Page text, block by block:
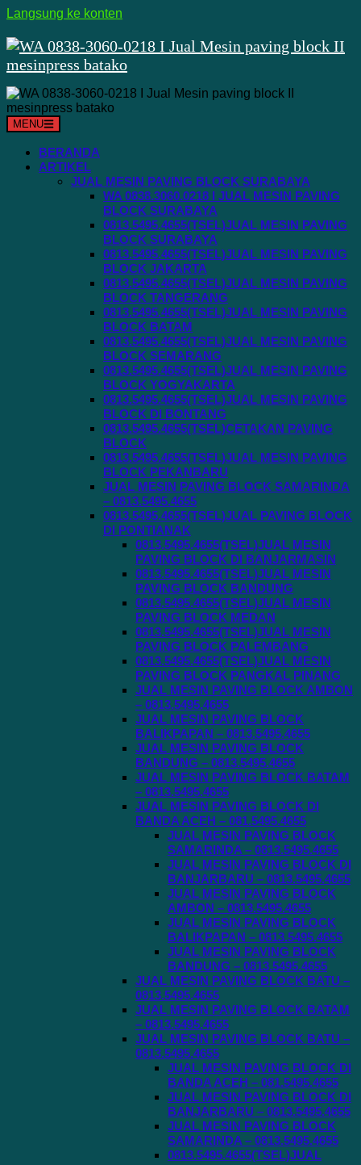
Langsung ke konten
MENU
BERANDA
ARTIKEL
JUAL MESIN PAVING BLOCK SURABAYA
WA 0838.3060.0218 I JUAL MESIN PAVING
BLOCK SURABAYA
0813.5495.4655(TSEL)JUAL MESIN PAVING
BLOCK SURABAYA
0813.5495.4655(TSEL)JUAL MESIN PAVING
BLOCK JAKARTA
0813.5495.4655(TSEL)JUAL MESIN PAVING
BLOCK TANGERANG
0813.5495.4655(TSEL)JUAL MESIN PAVING
BLOCK BATAM
0813.5495.4655(TSEL)JUAL MESIN PAVING
BLOCK SEMARANG
0813.5495.4655(TSEL)JUAL MESIN PAVING
BLOCK YOGYAKARTA
0813.5495.4655(TSEL)JUAL MESIN PAVING
BLOCK DI BONTANG
0813.5495.4655(TSEL)CETAKAN PAVING
BLOCK
0813.5495.4655(TSEL)JUAL MESIN PAVING
BLOCK PEKANBARU
JUAL MESIN PAVING BLOCK SAMARINDA
– 0813.5495.4655
0813.5495.4655(TSEL)JUAL PAVING BLOCK
DI PONTIANAK
0813.5495.4655(TSEL)JUAL MESIN
PAVING BLOCK DI BANJARMASIN
0813.5495.4655(TSEL)JUAL MESIN
PAVING BLOCK BANDUNG
0813.5495.4655(TSEL)JUAL MESIN
PAVING BLOCK MEDAN
0813.5495.4655(TSEL)JUAL MESIN
PAVING BLOCK PALEMBANG
0813.5495.4655(TSEL)JUAL MESIN
PAVING BLOCK PANGKAL PINANG
JUAL MESIN PAVING BLOCK AMBON
– 0813.5495.4655
JUAL MESIN PAVING BLOCK
BALIKPAPAN – 0813.5495.4655
JUAL MESIN PAVING BLOCK
BANDUNG – 0813.5495.4655
JUAL MESIN PAVING BLOCK BATAM
– 0813.5495.4655
JUAL MESIN PAVING BLOCK DI
BANDA ACEH – 081.5495.4655
JUAL MESIN PAVING BLOCK
SAMARINDA – 0813.5495.4655
JUAL MESIN PAVING BLOCK DI
BANJARBARU – 0813.5495.4655
JUAL MESIN PAVING BLOCK
AMBON – 0813.5495.4655
JUAL MESIN PAVING BLOCK
BALIKPAPAN – 0813.5495.4655
JUAL MESIN PAVING BLOCK
BANDUNG – 0813.5495.4655
JUAL MESIN PAVING BLOCK BATU –
0813.5495.4655
JUAL MESIN PAVING BLOCK BATAM
– 0813.5495.4655
JUAL MESIN PAVING BLOCK BATU –
0813.5495.4655
JUAL MESIN PAVING BLOCK DI
BANDA ACEH – 081.5495.4655
JUAL MESIN PAVING BLOCK DI
BANJARBARU – 0813.5495.4655
JUAL MESIN PAVING BLOCK
SAMARINDA – 0813.5495.4655
0813.5495.4655(TSEL)JUAL